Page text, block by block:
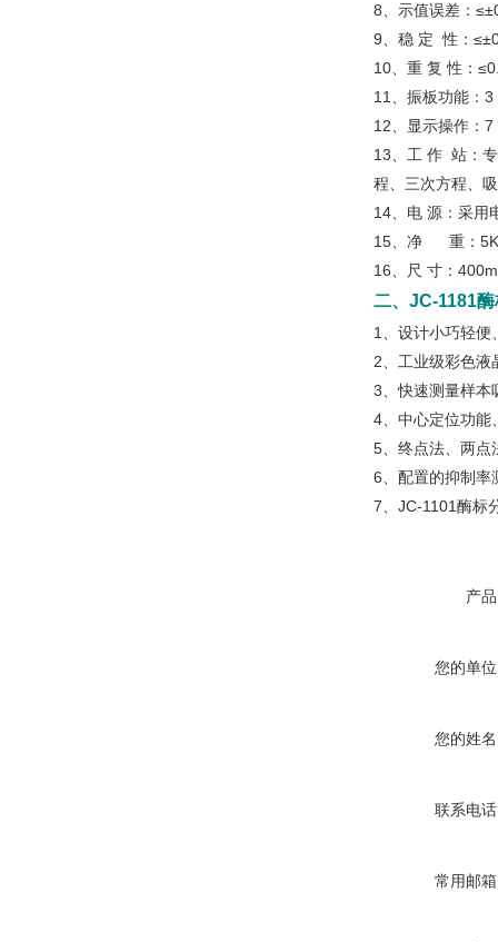
8、示值误差：
9、稳 定 性：
10、重 复 性：
11、振板功能：
12、显示操作：
13、工 作 站：
程、三次方程、
14、电 源：采用
15、净 重：
16、尺 寸：
二、 JC-1181
1、设计小巧轻便
2、工业级彩色液
3、快速测量样本
4、中心定位功能
5、终点法、两点
6、配置的抑制率
7、JC-1101酶标
产
您的单
您的姓
联系电
常用邮